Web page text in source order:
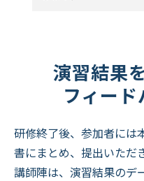
演習結果
フィー
研修終了後、参加者には
書にまとめ、提出いただ
講師陣は、演習結果のデ